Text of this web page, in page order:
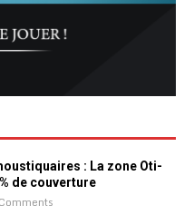
: La zone Oti-
de couverture